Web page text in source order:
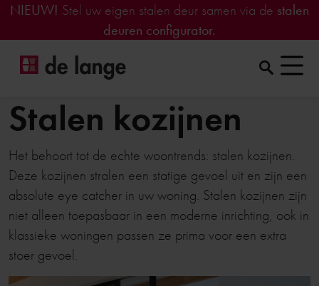
NIEUW! Stel uw eigen stalen deur samen via de stalen
deuren configurator.
Stalen kozijnen
Het behoort tot de echte woontrends: stalen kozijnen.
Deze kozijnen stralen een statige gevoel uit en zijn een
absolute eye catcher in uw woning. Stalen kozijnen zijn
niet alleen toepasbaar in een moderne inrichting, ook in
klassieke woningen passen ze prima voor een extra
stoer gevoel.